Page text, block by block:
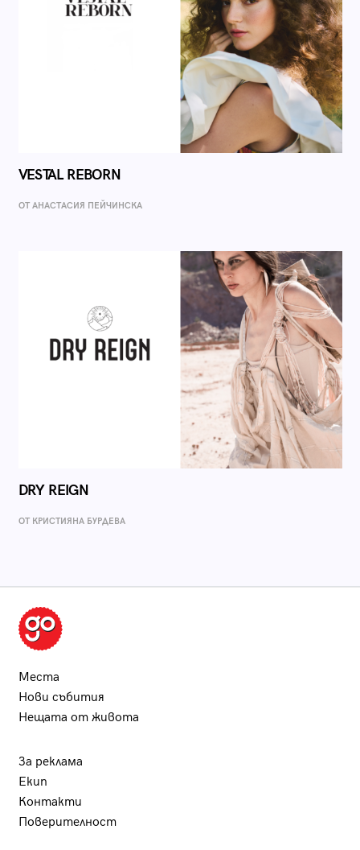
VESTAL REBORN
ОТ AНАСТАСИЯ ПЕЙЧИНСКА
DRY REIGN
ОТ КРИСТИЯНА БУРДЕВА
Места
Нови събития
Нещата от живота
За реклама
Екип
Контакти
Поверителност